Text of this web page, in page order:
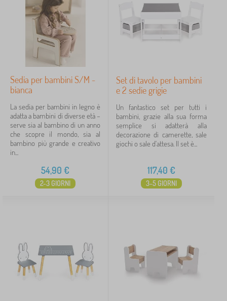
Sedia per bambini S/M -
bianca
La sedia per bambini in legno è
adatta a bambini di diverse età –
serve sia al bambino di un anno
che scopre il mondo, sia al
bambino più grande e creativo
in...
54,90 €
2-3 GIORNI
Set di tavolo per bambini
e 2 sedie grigie
Un fantastico set per tutti i
bambini, grazie alla sua forma
semplice si adatterà alla
decorazione di camerette, sale
giochi o sale d'attesa. Il set è...
117,40 €
3-5 GIORNI